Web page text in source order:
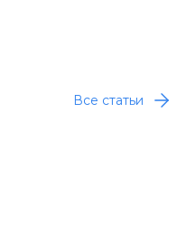
Все статьи